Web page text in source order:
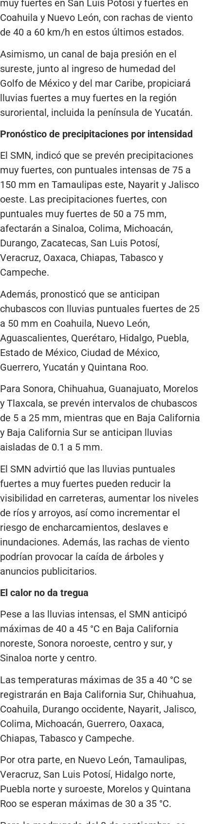
muy fuertes en San Luis Potosí y fuertes en
Coahuila y Nuevo León, con rachas de viento
de 40 a 60 km/h en estos últimos estados.
Asimismo, un canal de baja presión en el
sureste, junto al ingreso de humedad del
Golfo de México y del mar Caribe, propiciará
lluvias fuertes a muy fuertes en la región
suroriental, incluida la península de Yucatán.
Pronóstico de precipitaciones por intensidad
El SMN, indicó que se prevén precipitaciones
muy fuertes, con puntuales intensas de 75 a
150 mm en Tamaulipas este, Nayarit y Jalisco
oeste. Las precipitaciones fuertes, con
puntuales muy fuertes de 50 a 75 mm,
afectarán a Sinaloa, Colima, Michoacán,
Durango, Zacatecas, San Luis Potosí,
Veracruz, Oaxaca, Chiapas, Tabasco y
Campeche.
Además, pronosticó que se anticipan
chubascos con lluvias puntuales fuertes de 25
a 50 mm en Coahuila, Nuevo León,
Aguascalientes, Querétaro, Hidalgo, Puebla,
Estado de México, Ciudad de México,
Guerrero, Yucatán y Quintana Roo.
Para Sonora, Chihuahua, Guanajuato, Morelos
y Tlaxcala, se prevén intervalos de chubascos
de 5 a 25 mm, mientras que en Baja California
y Baja California Sur se anticipan lluvias
aisladas de 0.1 a 5 mm.
El SMN advirtió que las lluvias puntuales
fuertes a muy fuertes pueden reducir la
visibilidad en carreteras, aumentar los niveles
de ríos y arroyos, así como incrementar el
riesgo de encharcamientos, deslaves e
inundaciones. Además, las rachas de viento
podrían provocar la caída de árboles y
anuncios publicitarios.
El calor no da tregua
Pese a las lluvias intensas, el SMN anticipó
máximas de 40 a 45 °C en Baja California
noreste, Sonora noroeste, centro y sur, y
Sinaloa norte y centro.
Las temperaturas máximas de 35 a 40 °C se
registrarán en Baja California Sur, Chihuahua,
Coahuila, Durango occidente, Nayarit, Jalisco,
Colima, Michoacán, Guerrero, Oaxaca,
Chiapas, Tabasco y Campeche.
Por otra parte, en Nuevo León, Tamaulipas,
Veracruz, San Luis Potosí, Hidalgo norte,
Puebla norte y suroeste, Morelos y Quintana
Roo se esperan máximas de 30 a 35 °C.